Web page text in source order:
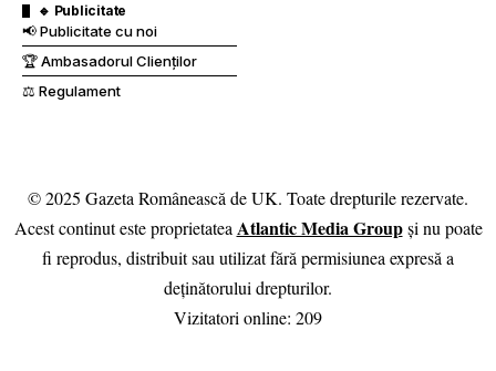
🔹 Publicitate
📢 Publicitate cu noi
🏆 Ambasadorul Clienților
⚖️ Regulament
© 2025 Gazeta Românească de UK. Toate drepturile rezervate.
Acest continut este proprietatea Atlantic Media Groupși nu poate
fi reprodus, distribuit sau utilizat fără permisiunea expresă a
deținătorului drepturilor.
Vizitatori online: 209